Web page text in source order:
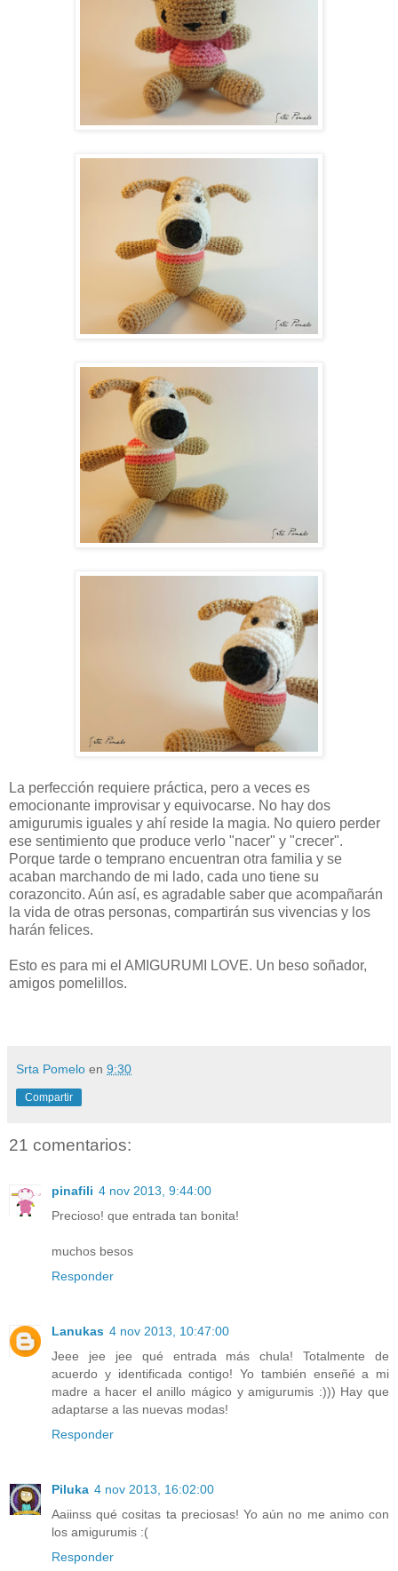
La perfección requiere práctica, pero a veces es
emocionante improvisar y equivocarse. No hay dos
amigurumis iguales y ahí reside la magia. No quiero perder
ese sentimiento que produce verlo "nacer" y "crecer".
Porque tarde o temprano encuentran otra familia y se
acaban marchando de mi lado, cada uno tiene su
corazoncito. Aún así, es agradable saber que acompañarán
la vida de otras personas, compartirán sus vivencias y los
harán felices.
Esto es para mi el AMIGURUMI LOVE. Un beso soñador,
amigos pomelillos.
Srta Pomelo en 9:30
Compartir
21 comentarios:
pinafili 4 nov 2013, 9:44:00
Precioso! que entrada tan bonita!
muchos besos
Responder
Lanukas 4 nov 2013, 10:47:00
Jeee jee jee qué entrada más chula! Totalmente de
acuerdo y identificada contigo! Yo también enseñé a mi
madre a hacer el anillo mágico y amigurumis :))) Hay que
adaptarse a las nuevas modas!
Responder
Piluka 4 nov 2013, 16:02:00
Aaiinss qué cositas ta preciosas! Yo aún no me animo con
los amigurumis :(
Responder